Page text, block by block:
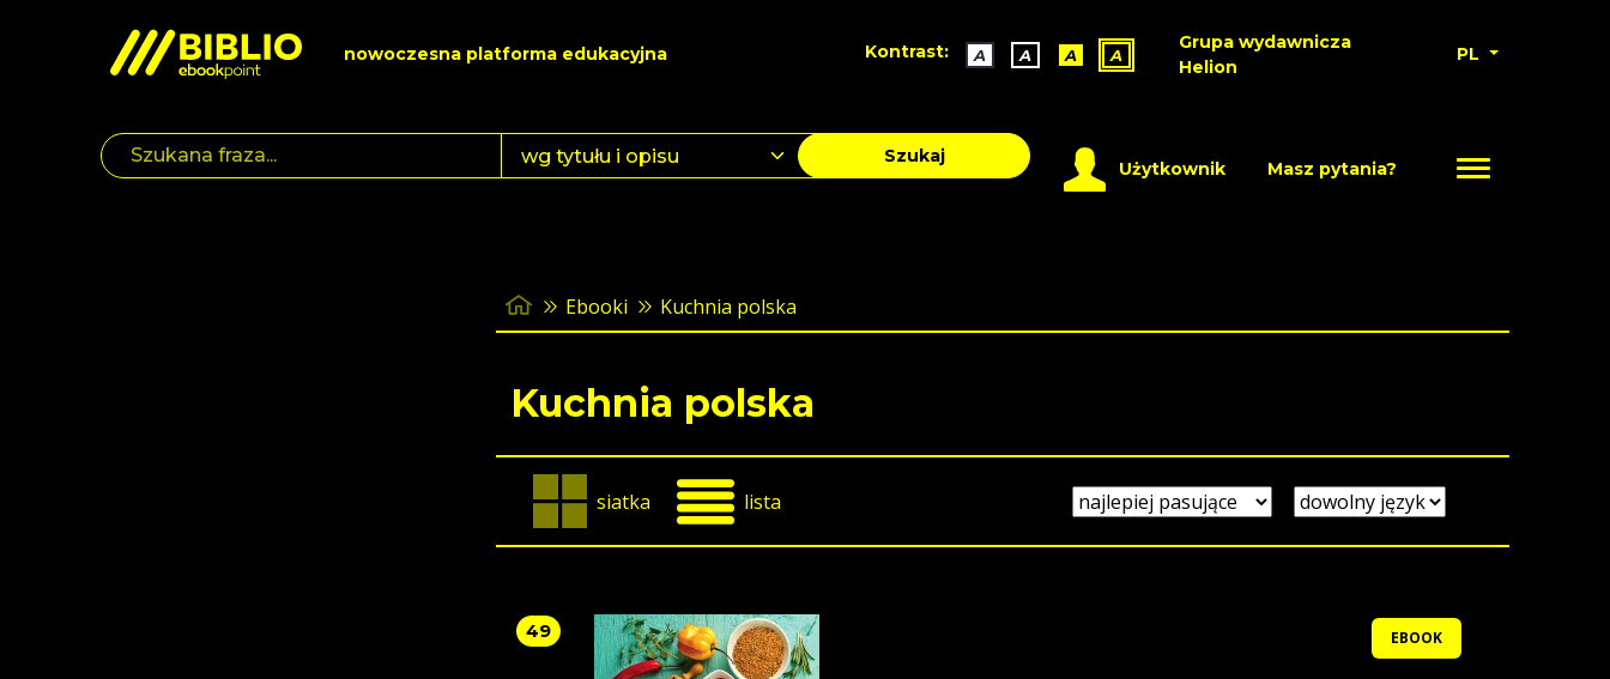
nowoczesna platforma edukacyjna Kontrast: A A A A
Grupa wydawnicza
Helion
PL
Szukaj
Użytkownik Masz pytania?
Ebooki Kuchnia polska
Kuchnia polska
siatka lista
49 EBOOK